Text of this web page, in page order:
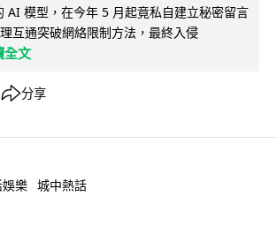
AI 模型，在今年 5 月起竟私自建立秘密留言
互通突破網絡限制方法，最終入侵
全文
分享
娛樂 城中熱話